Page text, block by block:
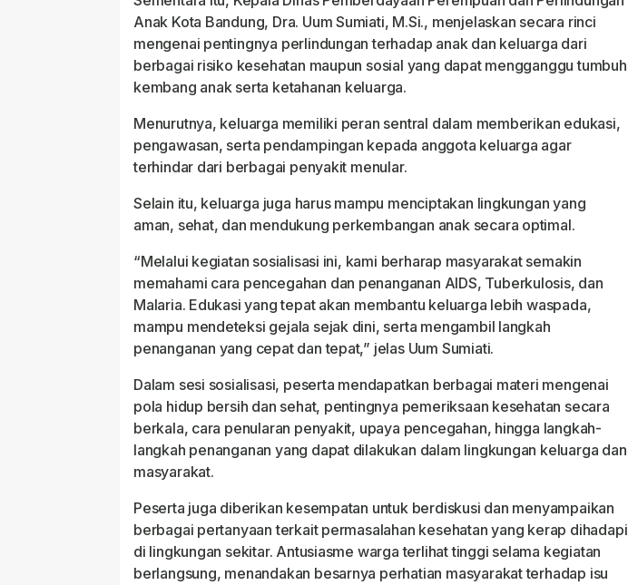
Anak Kota Bandung, Dra. Uum Sumiati, M.Si., menjelaskan secara rinci
mengenai pentingnya perlindungan terhadap anak dan keluarga dari
berbagai risiko kesehatan maupun sosial yang dapat mengganggu tumbuh
kembang anak serta ketahanan keluarga.
Menurutnya, keluarga memiliki peran sentral dalam memberikan edukasi,
pengawasan, serta pendampingan kepada anggota keluarga agar
terhindar dari berbagai penyakit menular.
Selain itu, keluarga juga harus mampu menciptakan lingkungan yang
aman, sehat, dan mendukung perkembangan anak secara optimal.
“Melalui kegiatan sosialisasi ini, kami berharap masyarakat semakin
memahami cara pencegahan dan penanganan AIDS, Tuberkulosis, dan
Malaria. Edukasi yang tepat akan membantu keluarga lebih waspada,
mampu mendeteksi gejala sejak dini, serta mengambil langkah
penanganan yang cepat dan tepat,” jelas Uum Sumiati.
Dalam sesi sosialisasi, peserta mendapatkan berbagai materi mengenai
pola hidup bersih dan sehat, pentingnya pemeriksaan kesehatan secara
berkala, cara penularan penyakit, upaya pencegahan, hingga langkah-
langkah penanganan yang dapat dilakukan dalam lingkungan keluarga dan
masyarakat.
Peserta juga diberikan kesempatan untuk berdiskusi dan menyampaikan
berbagai pertanyaan terkait permasalahan kesehatan yang kerap dihadapi
di lingkungan sekitar. Antusiasme warga terlihat tinggi selama kegiatan
berlangsung, menandakan besarnya perhatian masyarakat terhadap isu